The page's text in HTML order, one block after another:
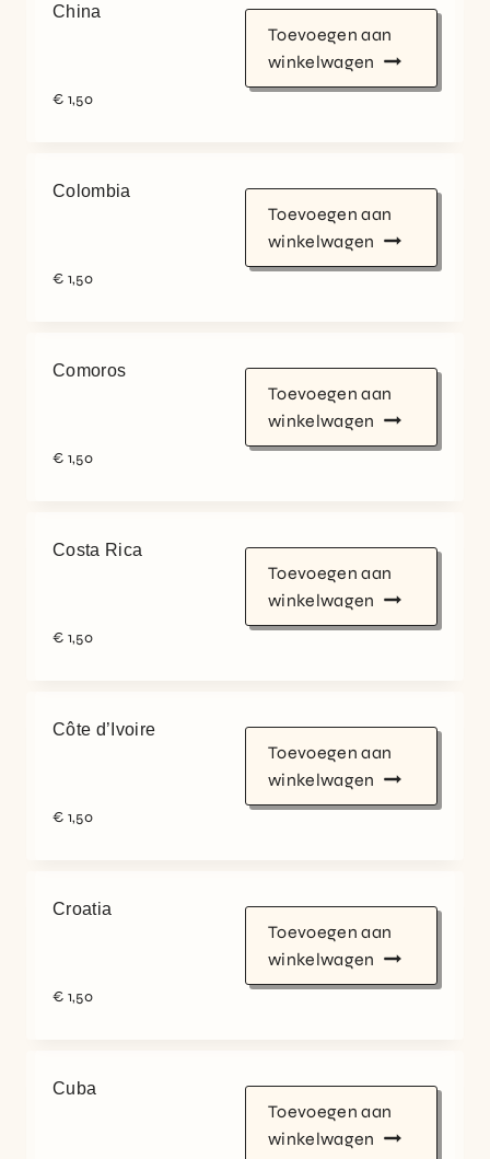
China
€ 1,50
Toevoegen aan
winkelwagen
Colombia
€ 1,50
Toevoegen aan
winkelwagen
Comoros
€ 1,50
Toevoegen aan
winkelwagen
Costa Rica
€ 1,50
Toevoegen aan
winkelwagen
Côte d’Ivoire
€ 1,50
Toevoegen aan
winkelwagen
Croatia
€ 1,50
Toevoegen aan
winkelwagen
Cuba
Toevoegen aan
winkelwagen